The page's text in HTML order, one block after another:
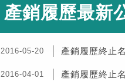
產銷履歷最新
2016-05-20 產銷履歷終止
2016-04-01 產銷履歷終止